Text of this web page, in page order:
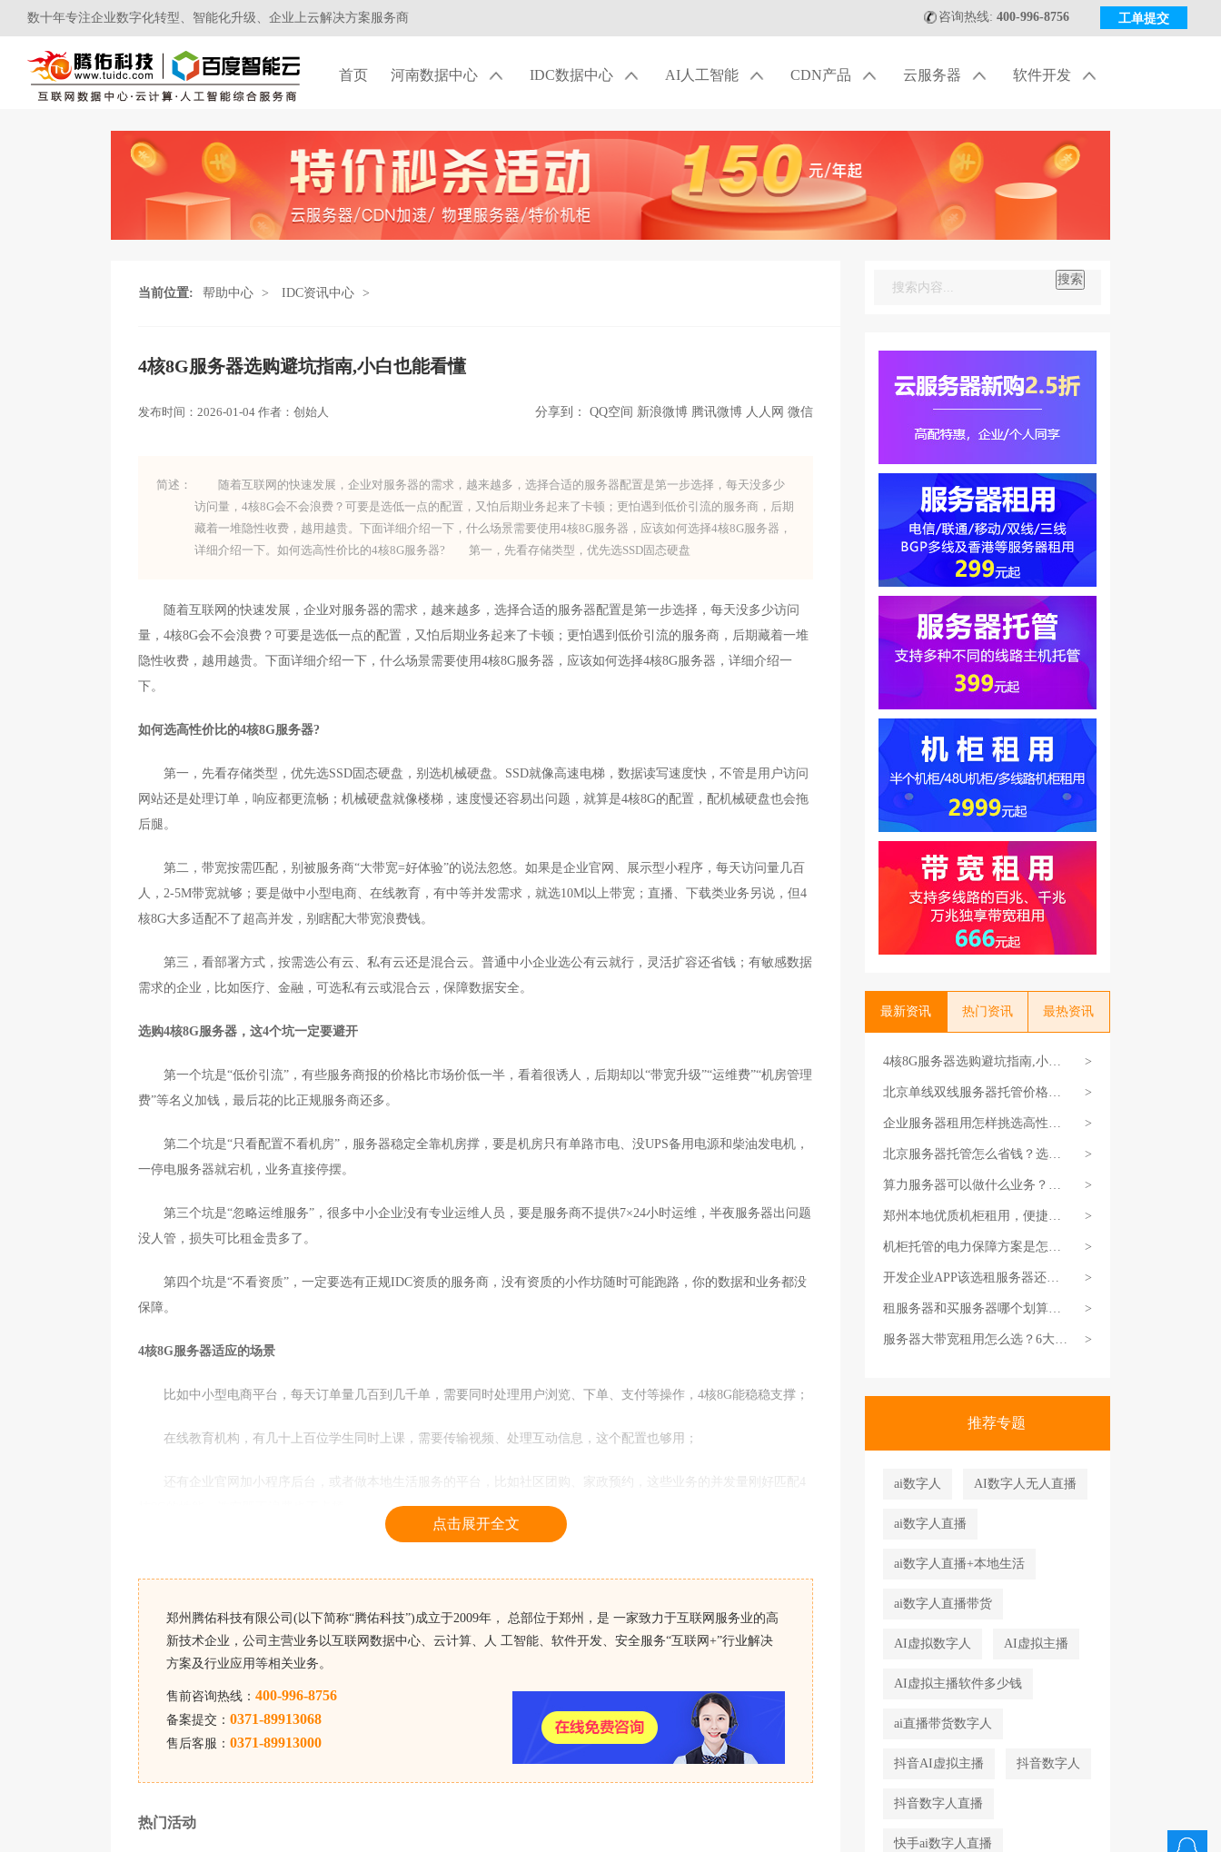
数十年专注企业数字化转型、智能化升级、企业上云解决方案服务商 工单提交
咨询热线: 400-996-8756
首页 河南数据中心 IDC数据中心 AI人工智能 CDN产品 云服务器 软件开发
搜索
最新资讯 热门资讯 最热资讯
4核8G服务器选购避坑指南,小白
也能看懂
>
北京单线双线服务器托管价格对
比推荐
>
企业服务器租用怎样挑选高性价
比配置？
>
北京服务器托管怎么省钱？选机
房/配置避坑省钱技巧
>
算力服务器可以做什么业务？这
些业务全靠它撑着
>
郑州本地优质机柜租用，便捷托
管新选择
>
机柜托管的电力保障方案是怎样
的？
>
开发企业APP该选租服务器还是
买服务器？避坑指南
>
租服务器和买服务器哪个划算？
不同业务场景适配指南
>
服务器大带宽租用怎么选？6大核
>
推荐专题
ai数字人 AI数字人无人直播
ai数字人直播
ai数字人直播+本地生活
ai数字人直播带货
AI虚拟数字人 AI虚拟主播
AI虚拟主播软件多少钱
ai直播带货数字人
抖音AI虚拟主播 抖音数字人
抖音数字人直播
快手ai数字人直播
当前位置: 帮助中心 > IDC资讯中心 >
4核8G服务器选购避坑指南,小白也能看懂
发布时间： 2026-01-04 作者： 创始人 分享到： QQ空间 新浪微博 腾讯微博 人人网 微信
简述：
随着互联网的快速发展，企业对服务器的需求，越来越多，选择合适的服务器配置是第一步选择，每天没多少
访问量，4核8G会不会浪费？可要是选低一点的配置，又怕后期业务起来了卡顿；更怕遇到低价引流的服务商，后期
藏着一堆隐性收费，越用越贵。下面详细介绍一下，什么场景需要使用4核8G服务器，应该如何选择4核8G服务器，
详细介绍一下。如何选高性价比的4核8G服务器? 第一，先看存储类型，优先选SSD固态硬盘
随着互联网的快速发展，企业对服务器的需求，越来越多，选择合适的服务器配置是第一步选择，每天没多少访问
量，4核8G会不会浪费？可要是选低一点的配置，又怕后期业务起来了卡顿；更怕遇到低价引流的服务商，后期藏着一堆
隐性收费，越用越贵。下面详细介绍一下，什么场景需要使用4核8G服务器，应该如何选择4核8G服务器，详细介绍一
下。
如何选高性价比的4核8G服务器?
第一，先看存储类型，优先选SSD固态硬盘，别选机械硬盘。SSD就像高速电梯，数据读写速度快，不管是用户访问
网站还是处理订单，响应都更流畅；机械硬盘就像楼梯，速度慢还容易出问题，就算是4核8G的配置，配机械硬盘也会拖
后腿。
第二，带宽按需匹配，别被服务商“大带宽=好体验”的说法忽悠。如果是企业官网、展示型小程序，每天访问量几百
人，2-5M带宽就够；要是做中小型电商、在线教育，有中等并发需求，就选10M以上带宽；直播、下载类业务另说，但4
核8G大多适配不了超高并发，别瞎配大带宽浪费钱。
第三，看部署方式，按需选公有云、私有云还是混合云。普通中小企业选公有云就行，灵活扩容还省钱；有敏感数据
需求的企业，比如医疗、金融，可选私有云或混合云，保障数据安全。
选购4核8G服务器，这4个坑一定要避开
第一个坑是“低价引流”，有些服务商报的价格比市场价低一半，看着很诱人，后期却以“带宽升级”“运维费”“机房管理
费”等名义加钱，最后花的比正规服务商还多。
第二个坑是“只看配置不看机房”，服务器稳定全靠机房撑，要是机房只有单路市电、没UPS备用电源和柴油发电机，
一停电服务器就宕机，业务直接停摆。
第三个坑是“忽略运维服务”，很多中小企业没有专业运维人员，要是服务商不提供7×24小时运维，半夜服务器出问题
没人管，损失可比租金贵多了。
第四个坑是“不看资质”，一定要选有正规IDC资质的服务商，没有资质的小作坊随时可能跑路，你的数据和业务都没
保障。
4核8G服务器适应的场景
比如中小型电商平台，每天订单量几百到几千单，需要同时处理用户浏览、下单、支付等操作，4核8G能稳稳支撑；
在线教育机构，有几十上百位学生同时上课，需要传输视频、处理互动信息，这个配置也够用；
还有企业官网加小程序后台，或者做本地生活服务的平台，比如社区团购、家政预约，这些业务的并发量刚好匹配4
的。
腾佑科技是十几年的老牌idc服务商，机房配备双路市电+UPS备用电源+柴油发电机，电力稳定不中断，就算突发停
电也不耽误业务；提供的4核8G配置都搭配SSD固态硬盘，带宽可选BGP多线，全国用户访问都流畅；更贴心的是，有专
业团队免费帮你规划配置，根据你的业务类型和访问量精准匹配，不会让你花冤枉钱；价格也透明，没有任何隐性收费，
后期业务增长需要扩容，也能灵活调整。了解更多，详情咨询我们。
点击展开全文
郑州腾佑科技有限公司(以下简称“腾佑科技”)成立于2009年， 总部位于郑州，是 一家致力于互联网服务业的高
新技术企业，公司主营业务以互联网数据中心、云计算、人 工智能、软件开发、安全服务“互联网+”行业解决
方案及行业应用等相关业务。
售前咨询热线： 400-996-8756
备案提交： 0371-89913068
售后客服： 0371-89913000
热门活动